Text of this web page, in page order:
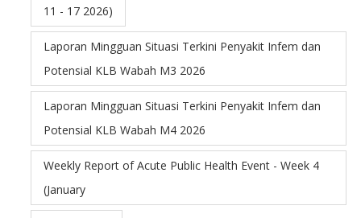
11 - 17 2026)
Laporan Mingguan Situasi Terkini Penyakit Infem dan
Potensial KLB Wabah M3 2026
Laporan Mingguan Situasi Terkini Penyakit Infem dan
Potensial KLB Wabah M4 2026
Weekly Report of Acute Public Health Event - Week 4
(January